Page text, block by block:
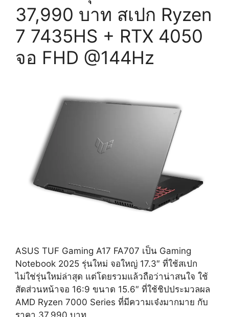
37,990 บาท สเปก Ryzen
7 7435HS + RTX 4050
จอ FHD @144Hz
ASUS TUF Gaming A17 FA707 เป็น Gaming
Notebook 2025 รุ่นใหม่ จอใหญ่ 17.3″ ที่ใช้สเปก
ไม่ใช่รุ่นใหม่ล่าสุด แต่โดยรวมแล้วถือว่าน่าสนใจ ใช้
สัดส่วนหน้าจอ 16:9 ขนาด 15.6″ ที่ใช้ชิปประมวลผล
AMD Ryzen 7000 Series ที่มีความเจ๋งมากมาย กับ